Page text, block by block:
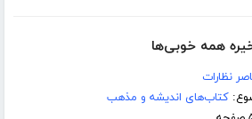
همه خوبی‌ها
نظارات
کتاب‌های اندیشه و مذهب